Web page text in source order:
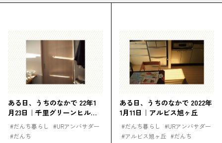
ある日、うちのなかで 22年1
月23日｜千里グリーンヒルズ
竹見台
#だんち暮らし #URアンバサダー
#だんち
ある日、うちのなかで 2022年
1月11日｜アルビス旭ヶ丘
#だんち暮らし #URアンバサダー
#アルビス旭ヶ丘 #だんち